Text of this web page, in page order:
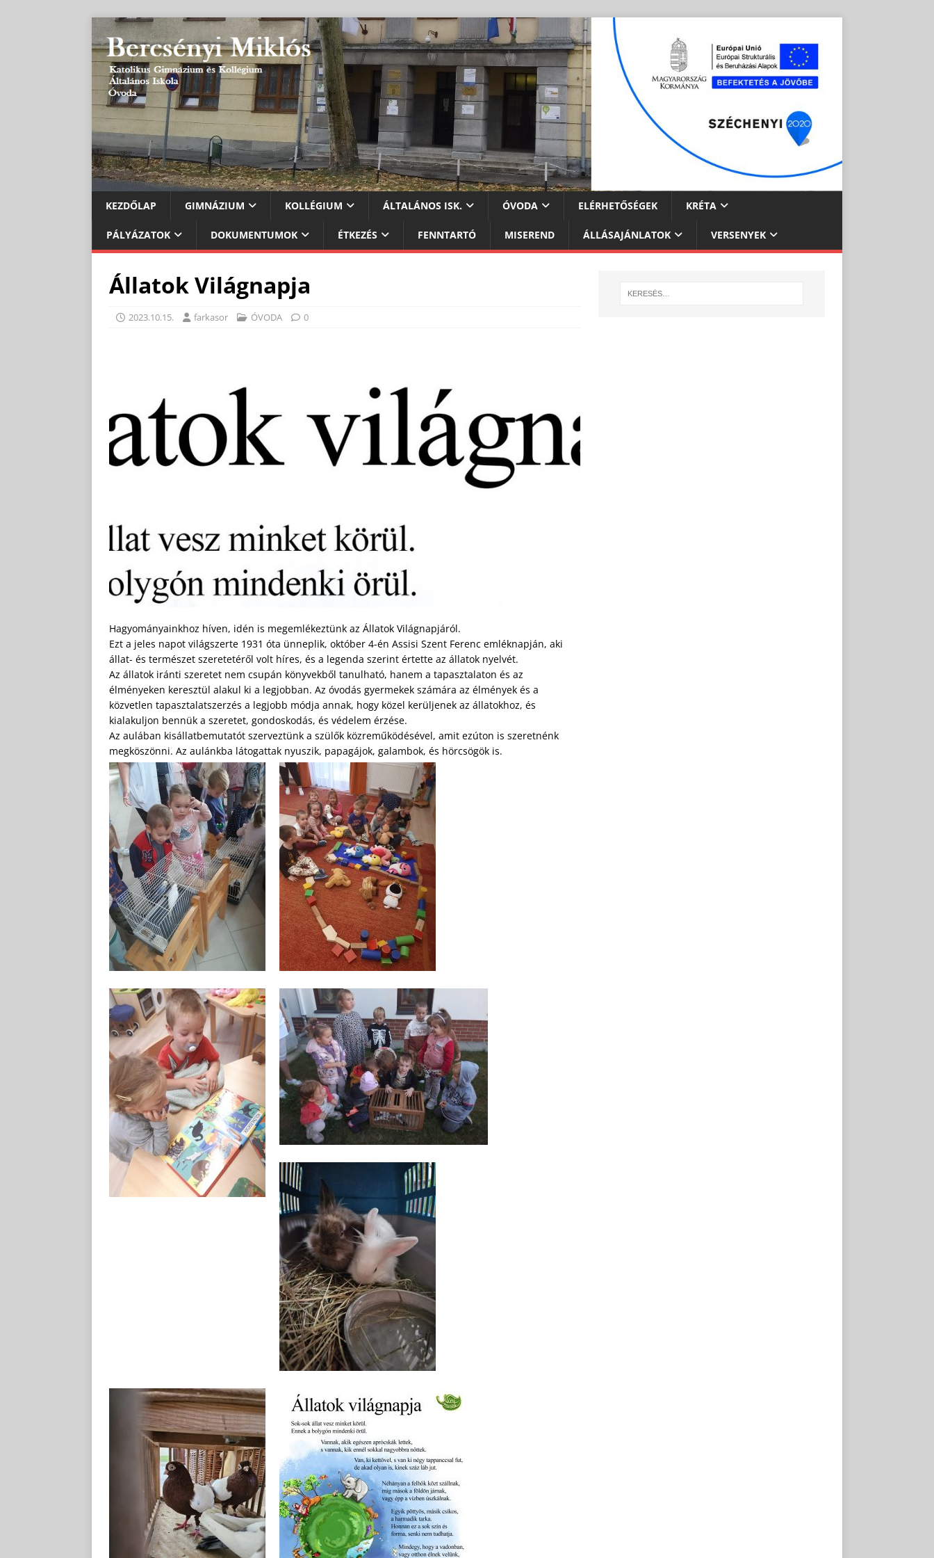
KEZDŐLAP GIMNÁZIUM KOLLÉGIUM ÁLTALÁNOS ISK. ÓVODA ELÉRHETŐSÉGEK KRÉTA
PÁLYÁZATOK DOKUMENTUMOK ÉTKEZÉS FENNTARTÓ MISEREND ÁLLÁSAJÁNLATOK VERSENYEK
Állatok Világnapja
2023.10.15. farkasor ÓVODA 0
Hagyományainkhoz híven, idén is megemlékeztünk az Állatok Világnapjáról.
Ezt a jeles napot világszerte 1931 óta ünneplik, október 4-én Assisi Szent Ferenc emléknapján, aki
állat- és természet szeretetéről volt híres, és a legenda szerint értette az állatok nyelvét.
Az állatok iránti szeretet nem csupán könyvekből tanulható, hanem a tapasztalaton és az
élményeken keresztül alakul ki a legjobban. Az óvodás gyermekek számára az élmények és a
közvetlen tapasztalatszerzés a legjobb módja annak, hogy közel kerüljenek az állatokhoz, és
kialakuljon bennük a szeretet, gondoskodás, és védelem érzése.
Az aulában kisállatbemutatót szerveztünk a szülők közreműködésével, amit ezúton is szeretnénk
megköszönni. Az aulánkba látogattak nyuszik, papagájok, galambok, és hörcsögök is.